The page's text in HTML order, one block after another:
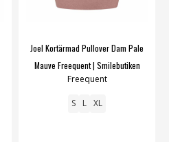
Joel Kortärmad Pullover Dam Pale
Mauve Freequent | Smilebutiken
Freequent
S L XL